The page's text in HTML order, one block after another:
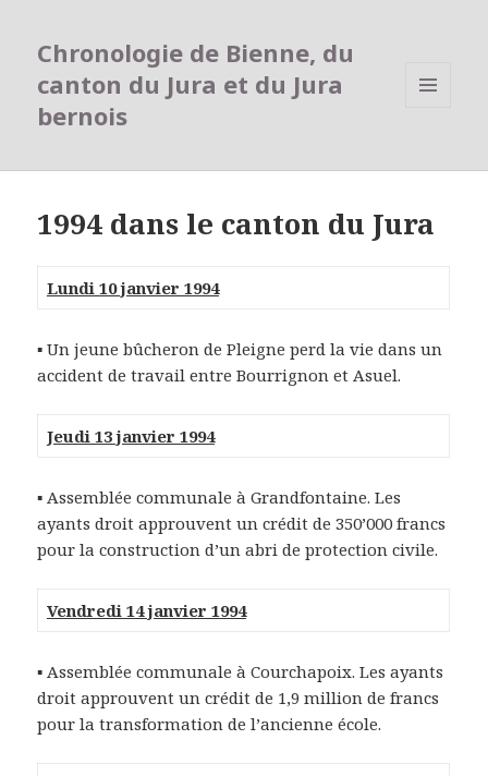
Chronologie de Bienne, du
canton du Jura et du Jura
bernois
1994 dans le canton du Jura
Lundi 10 janvier 1994
▪ Un jeune bûcheron de Pleigne perd la vie dans un
accident de travail entre Bourrignon et Asuel.
Jeudi 13 janvier 1994
▪ Assemblée communale à Grandfontaine. Les
ayants droit approuvent un crédit de 350’000 francs
pour la construction d’un abri de protection civile.
Vendredi 14 janvier 1994
▪ Assemblée communale à Courchapoix. Les ayants
droit approuvent un crédit de 1,9 million de francs
pour la transformation de l’ancienne école.